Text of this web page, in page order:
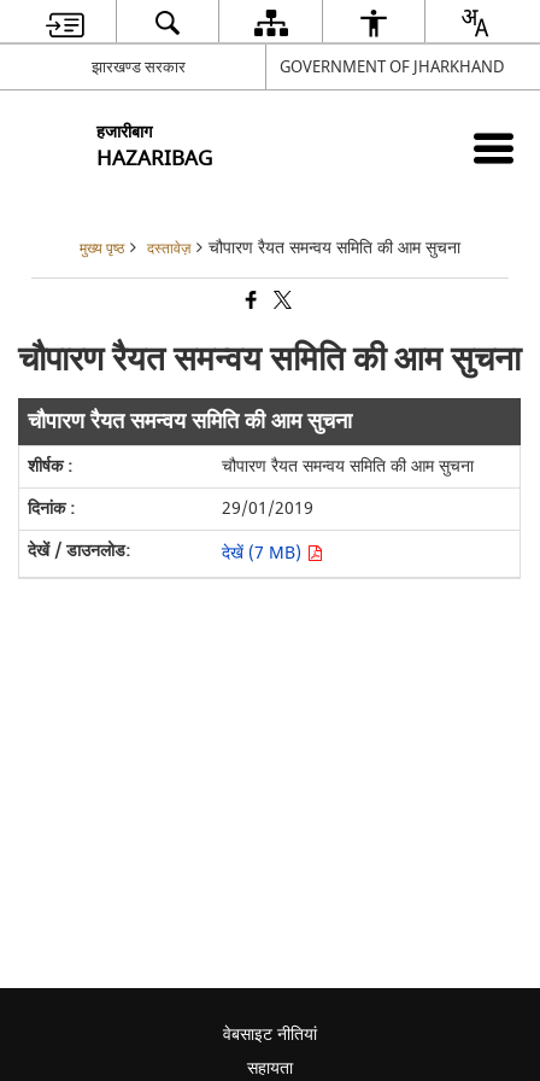
झारखण्ड सरकार GOVERNMENT OF JHARKHAND
हजारीबाग
HAZARIBAG
मुख्य पृष्ठ दस्तावेज़ चौपारण रैयत समन्वय समिति की आम सुचना
चौपारण रैयत समन्वय समिति की आम सुचना
चौपारण रैयत समन्वय समिति की आम सुचना
चौपारण रैयत समन्वय समिति की आम सुचना
29/01/2019
देखें (7 MB)
वेबसाइट नीतियां
सहायता